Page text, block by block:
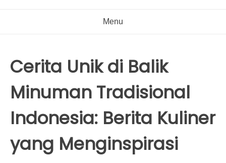
Menu
Cerita Unik di Balik
Minuman Tradisional
Indonesia: Berita Kuliner
yang Menginspirasi